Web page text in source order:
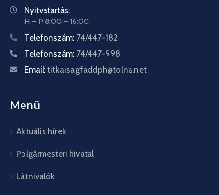
Nyitvatartás:
H – P 8:00 – 16:00
Telefonszám: 74/447-182
Telefonszám: 74/447-998
Email: titkarsagfaddph@tolna.net
Menü
Aktuális hírek
Polgármesteri hivatal
Látnivalók